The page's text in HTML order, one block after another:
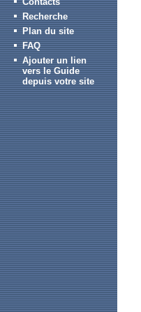
Recherche
Plan du site
FAQ
Ajouter un lien
vers le Guide
depuis votre site